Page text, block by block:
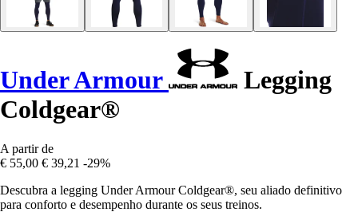
Under Armour
Legging
Coldgear®
A partir de
€ 55,00 € 39,21 -29%
Descubra a legging Under Armour Coldgear®, seu aliado definitivo
para conforto e desempenho durante os seus treinos.